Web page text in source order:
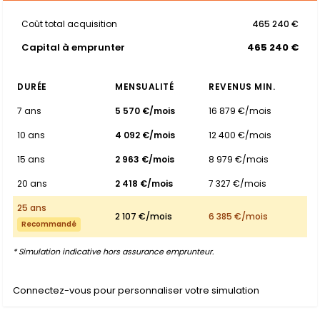
Coût total acquisition 465 240 €
Capital à emprunter 465 240 €
DURÉE MENSUALITÉ
REVENUS MIN.
7 ans
5 570 €/mois
16 879 €/mois
10 ans
4 092 €/mois
12 400 €/mois
15 ans
2 963 €/mois
8 979 €/mois
20 ans
2 418 €/mois
7 327 €/mois
25 ans
Recommandé
2 107 €/mois 6 385 €/mois
* Simulation indicative hors assurance emprunteur.
Connectez-vous pour personnaliser votre simulation